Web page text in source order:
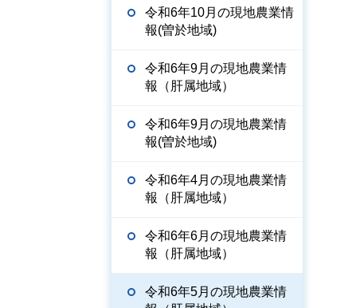
令和6年10月の現地農業情
報(曽於地域)
令和6年9月の現地農業情
報（肝属地域）
令和6年9月の現地農業情
報(曽於地域)
令和6年4月の現地農業情
報（肝属地域）
令和6年6月の現地農業情
報（肝属地域）
令和6年5月の現地農業情